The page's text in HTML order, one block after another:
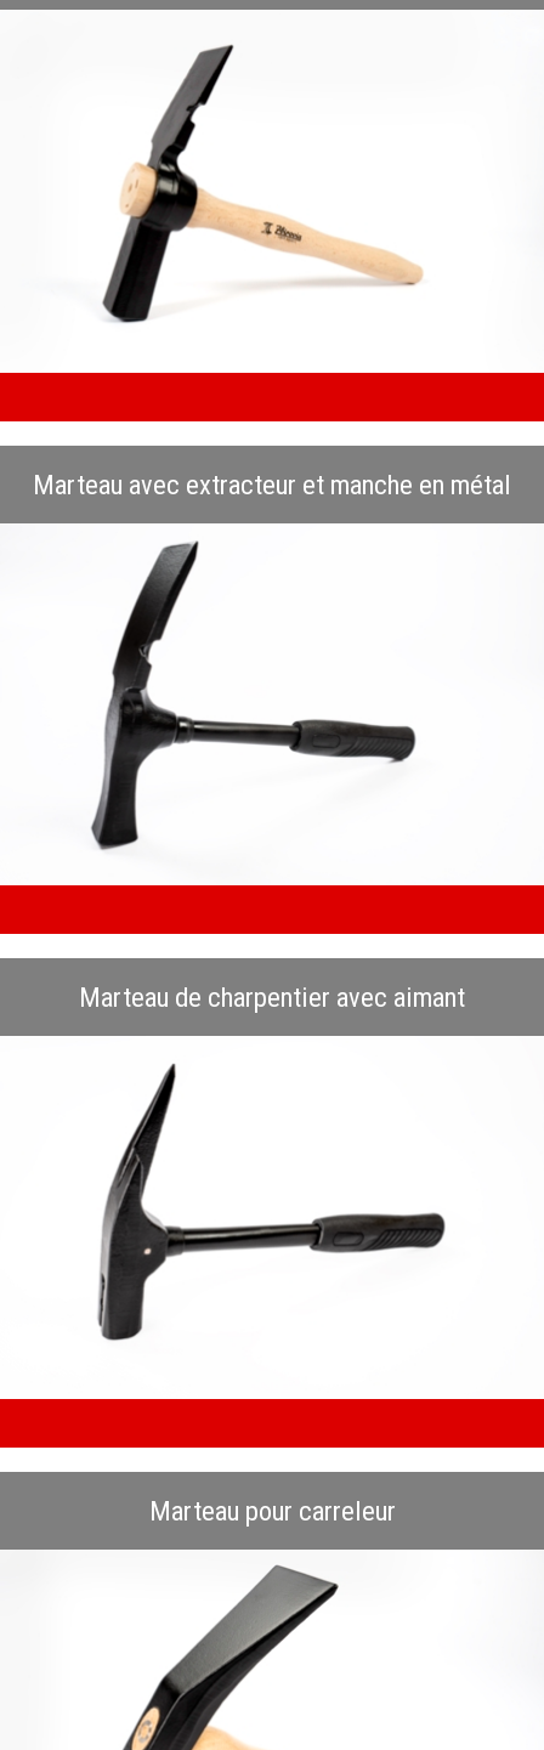
Marteau avec extracteur et manche en métal
Marteau de charpentier avec aimant
Marteau pour carreleur